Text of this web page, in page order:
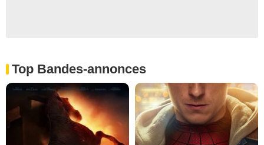
Top Bandes-annonces